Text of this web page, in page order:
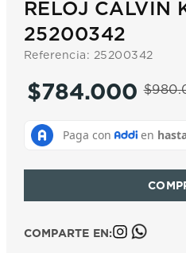
RELOJ CALVIN
25200342
Referencia: 25200342
$980.
$784.000
COMPARTE EN: